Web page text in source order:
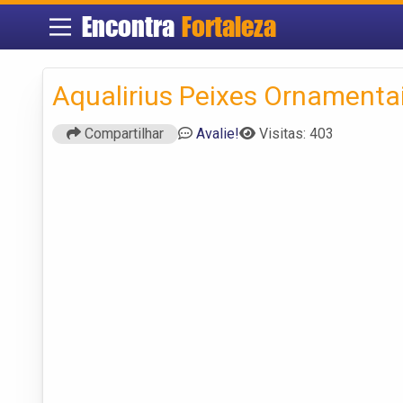
Encontra Fortaleza
Aqualirius Peixes
Compartilhar Avalie! Visitas: 403